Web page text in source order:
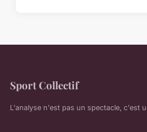
Sport Collectif
L'analyse n'est pas un spectacle, c'est